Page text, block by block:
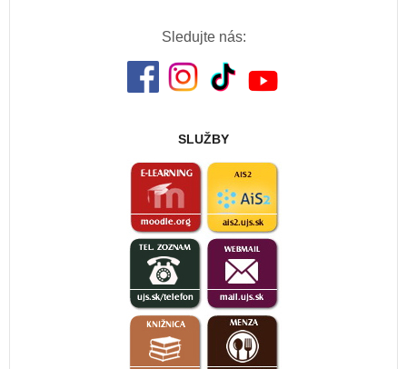
Sledujte nás:
SLUŽBY